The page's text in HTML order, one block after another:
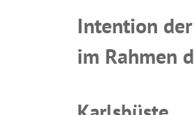
Intention
im Rahmen